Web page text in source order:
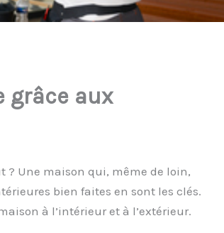
grâce aux
? Une maison qui, même de loin,
bien faites en sont les clés.
à l’intérieur et à l’extérieur.